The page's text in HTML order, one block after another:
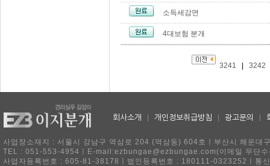
소득세감면
4대보험 분개
3241 3242
회사소개 개인정보취급방침 광고문의
사업장소재지 : 서울시 강남구 역삼로 204 (역삼동) 604호ㅣ부산시 해운
TEL : 051-553-4954ㅣE-mail:ezbungae@ezbungae.com(이메일 무단수
사업자등록번호 : 605-81-38178ㅣ법인등록번호 : 180111-0323252ㅣ통